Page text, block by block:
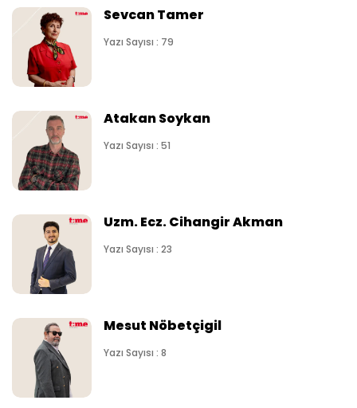
Sevcan Tamer
Yazı Sayısı : 79
Atakan Soykan
Yazı Sayısı : 51
Uzm. Ecz. Cihangir Akman
Yazı Sayısı : 23
Mesut Nöbetçigil
Yazı Sayısı : 8